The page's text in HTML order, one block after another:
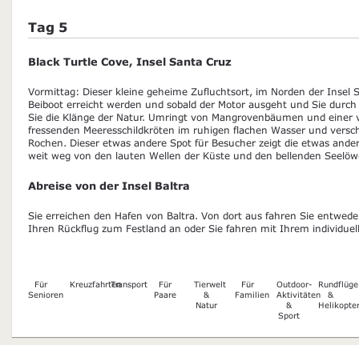
Tag 5
Black Turtle Cove, Insel Santa Cruz
Vormittag: Dieser kleine geheime Zufluchtsort, im Norden der Insel
Beiboot erreicht werden und sobald der Motor ausgeht und Sie
Sie die Klänge der Natur. Umringt von Mangrovenbäumen und einer
fressenden Meeresschildkröten im ruhigen flachen Wasser und
Rochen. Dieser etwas andere Spot für Besucher zeigt die etwas
weit weg von den lauten Wellen der Küste und den bellenden
Abreise von der Insel Baltra
Sie erreichen den Hafen von Baltra. Von dort aus fahren Sie
Ihren Rückflug zum Festland an oder Sie fahren mit Ihrem
Für
Senioren
KreuzfahrtenTransport
Für
Paare
Tierwelt
&
Natur
Für
Familien
Outdoor-
Aktivitäten
&
Sport
Rundflüge
&
Helikopter